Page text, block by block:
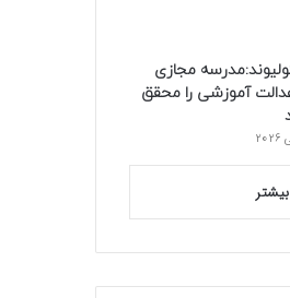
مجازی
آموزشی را محقق